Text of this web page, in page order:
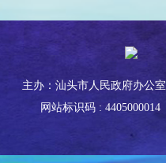
主办：汕头市人民政府办公室
网站标识码 : 4405000014